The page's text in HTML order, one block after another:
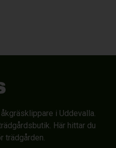
i Uddevalla.
Här hittar du
trädgården.